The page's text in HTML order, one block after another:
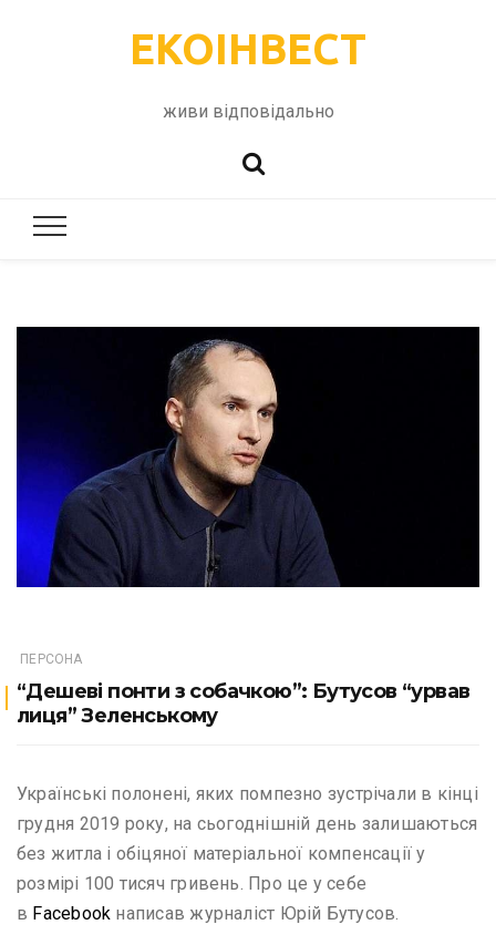
ЕКОІНВЕСТ
живи відповідально
ПЕРСОНА
“Дешеві понти з собачкою”: Бутусов “урвав
лиця” Зеленському
Українські полонені, яких помпезно зустрічали в кінці
грудня 2019 року, на сьогоднішній день залишаються
без житла і обіцяної матеріальної компенсації у
розмірі 100 тисяч гривень. Про це у себе
в Facebook написав журналіст Юрій Бутусов.